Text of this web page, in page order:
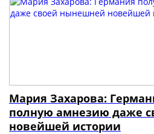
Мария Захарова:
полную амнезию даже
новейшей истории